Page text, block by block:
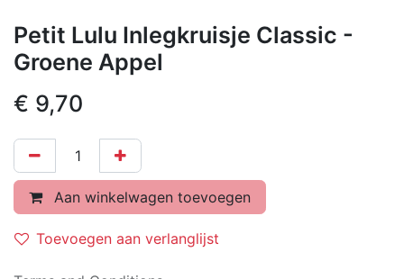
Petit Lulu Inlegkruisje Classic -
Groene Appel
€ 9,70
Aan winkelwagen toevoegen
Toevoegen aan verlanglijst